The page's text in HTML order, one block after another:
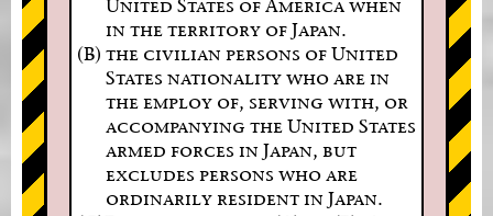
United States of America when
in the territory of Japan.
(B) the civilian persons of United
States nationality who are in
the employ of, serving with, or
accompanying the United States
armed forces in Japan, but
excludes persons who are
ordinarily resident in Japan.